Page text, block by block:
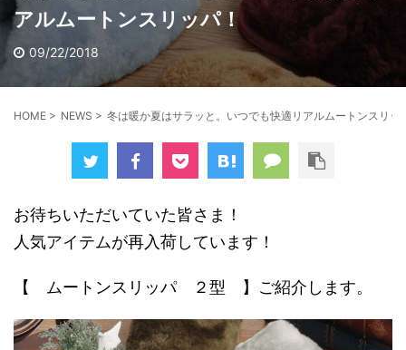
アルムートンスリッパ！
09/22/2018
HOME > NEWS > 冬は暖か夏はサラッと。いつでも快適リアルムートンスリッ
お待ちいただいていた皆さま！
人気アイテムが再入荷しています！
【 ムートンスリッパ ２型 】ご紹介します。